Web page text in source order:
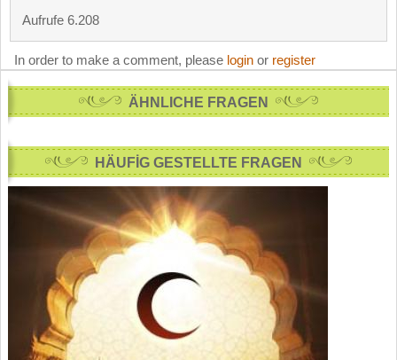
Aufrufe 6.208
In order to make a comment, please login or register
ÄHNLICHE FRAGEN
HÄUFİG GESTELLTE FRAGEN